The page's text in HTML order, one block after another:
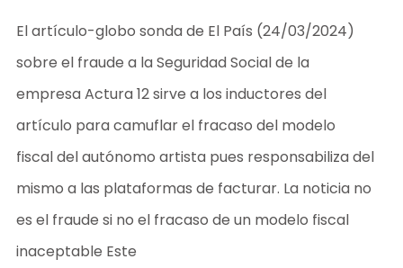
El artículo-globo sonda de El País (24/03/2024)
sobre el fraude a la Seguridad Social de la
empresa Actura 12 sirve a los inductores del
artículo para camuflar el fracaso del modelo
fiscal del autónomo artista pues responsabiliza del
mismo a las plataformas de facturar. La noticia no
es el fraude si no el fracaso de un modelo fiscal
inaceptable Este